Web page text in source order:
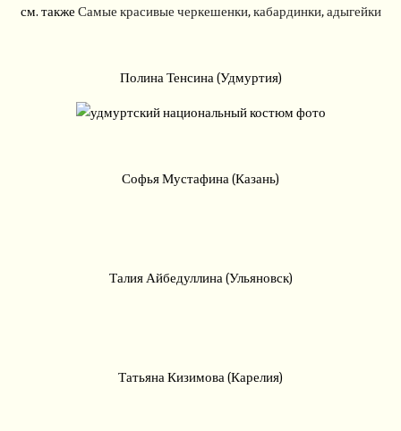
см. также Самые красивые черкешенки, кабардинки, адыгейки
Полина Тенсина (Удмуртия)
Софья Мустафина (Казань)
Талия Айбедуллина (Ульяновск)
Татьяна Кизимова (Карелия)